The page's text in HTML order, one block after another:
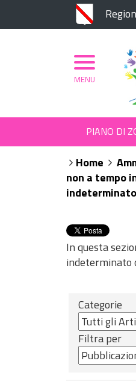
MENU
PIANO DI
Home
non a tempo
indeterminato_
In questa
indeterminato
Categorie
Filtra per